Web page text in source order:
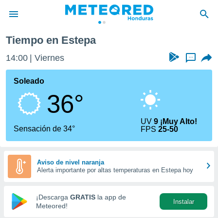
de
ha sido
calidad.
a este
las
y
forma
digital
basada
Tiempo en Estepa
14:00 Viernes ...
Soleado
36°
Sensación de 34°
UV9 ¡Muy Alto!
FPS25-50
Aviso de nivel naranja
Alerta importante por altas temperaturas en Estepa hoy
¡Descarga GRATIS la app de
Meteored!
Instalar